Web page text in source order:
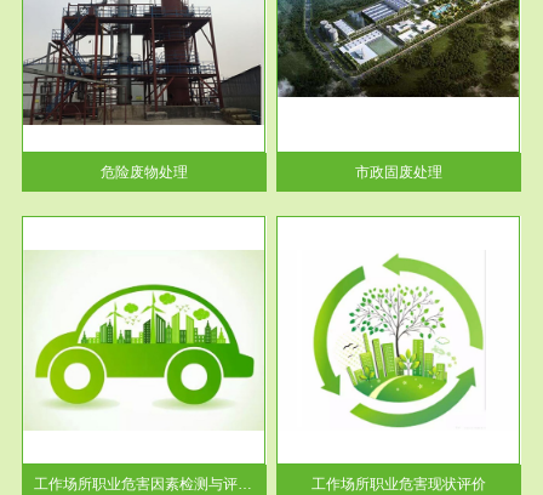
危险废物处理
市政固废处理
蔚蓝生态环境科技所从事的市政
废物处理业务包括市政废物的处
理处...
市政固废处理
工作场所职业危害因素检测与评价...
服务范围
工作场所职业危害现状评价
【现状评价意义】：具体因素---
-通过质谱分析等多种手段明确
工作场...
工作场所职业危害现状评价